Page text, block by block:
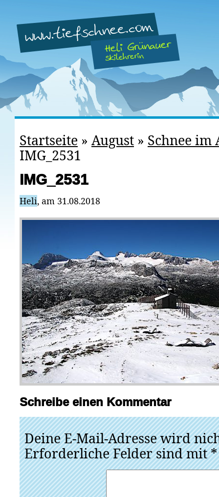
Startseite » August » Schnee im
IMG_2531
IMG_2531
Heli, am 31.08.2018
Schreibe einen Kommentar
Deine E-Mail-Adresse wird
Erforderliche Felder sind mit*